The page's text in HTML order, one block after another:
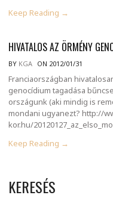
Keep Reading →
HIVATALOS AZ ÖRMÉNY
BY KGA ON 2012/01/31
Franciaországban
genocídium tagadása
országunk (aki mindig is
mondani ugyanezt? http://
kor.hu/
Keep Reading →
KERESÉS